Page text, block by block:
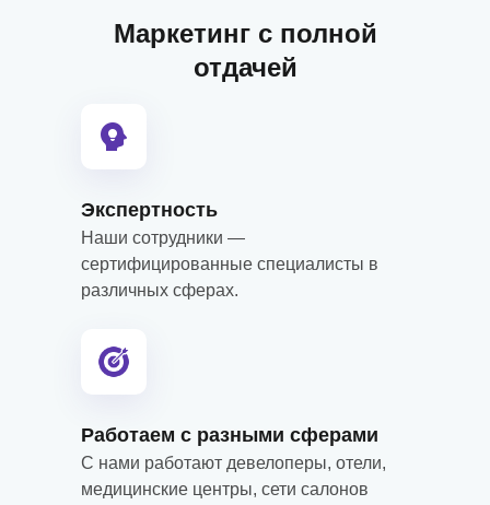
Работаем с разными сферами
С нами работают девелоперы, отели,
медицинские центры, сети салонов
Экспертность
Наши сотрудники —
сертифицированные специалисты в
различных сферах.
Маркетинг с полной
отдачей